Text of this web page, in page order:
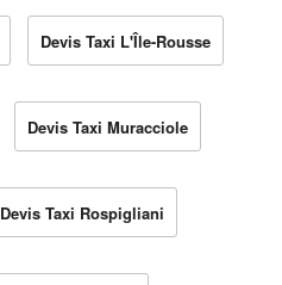
Devis Taxi L'Île-Rousse
Devis Taxi Muracciole
Devis Taxi Rospigliani